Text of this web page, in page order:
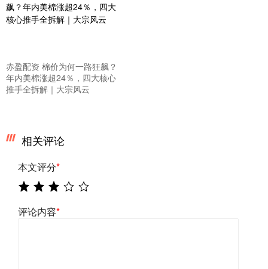
赤盈配资 棉价为何一路狂飙？
年内美棉涨超24％，四大核心
推手全拆解｜大宗风云
相关评论
本文评分*
评论内容*